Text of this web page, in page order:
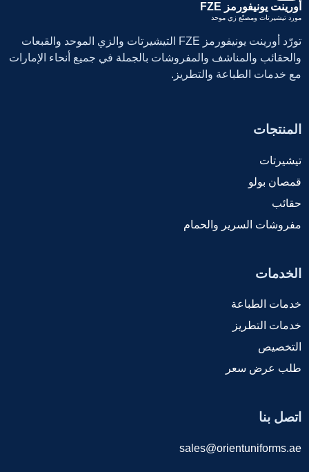
أورينت يونيفورمز FZE
مورد تيشيرتات ومصنّع زي موحد
تورّد أورينت يونيفورمز FZE التيشيرتات والزي الموحد والقبعات
والحقائب والمناشف والمفروشات بالجملة في جميع أنحاء الإمارات
مع خدمات الطباعة والتطريز.
المنتجات
تيشيرتات
قمصان بولو
حقائب
مفروشات السرير والحمام
الخدمات
خدمات الطباعة
خدمات التطريز
التخصيص
طلب عرض سعر
اتصل بنا
sales@orientuniforms.ae